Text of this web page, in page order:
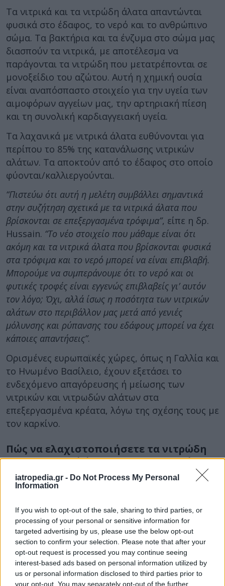
iatropedia.gr - Do Not Process My Personal
Information
If you wish to opt-out of the sale, sharing to third parties, or
processing of your personal or sensitive information for
targeted advertising by us, please use the below opt-out
section to confirm your selection. Please note that after your
opt-out request is processed you may continue seeing
interest-based ads based on personal information utilized by
us or personal information disclosed to third parties prior to
your opt-out. You may separately opt-out of the further
Τα νιτρικά και τα νιτρώδη άλατα απαντώνται
φυσικά στο έδαφος, το νερό και το ανθρώπινο
σώμα. Τα βακτήρια και τα ένζυμα στο σώμα μας
διασπούν τα νιτρικά, με αποτέλεσμα να
παράγονται τα νιτρώδη που μετατρέπονται σε
μονοξείδιο του αζώτου. Αυτή η χημική ουσία
είναι αναπόσπαστο στοιχείο για την υγεία των
αιμοφόρων αγγείων μας, την αρτηριακή πίεση
και τη συνολική καρδιαγγειακή υγεία.
Τα λαχανικά με νιτρικά άλατα ευθύνονται για
περίπου το 85% της κατανάλωσης νιτρικών
αλάτων. Τα αποκτούν από το έδαφος στο οποίο
φύονται/καλλιεργούνται.
“Πιστεύω ότι αυτή η μελέτη συμβάλλει σημαντικά
στην συζήτηση σχετικά με τα νιτρικά άλατα που
βρίσκονται σε επεξεργασμένα τρόφιμα”, είπε η δρ.
Hussain. “Το νέο στοιχείο που μάθαμε είναι ότι
ακόμη και τα νιτρικά άλατα που βρίσκονται φυσικά
στα τρόφιμα και το νερό μπορεί να είναι επιβλαβή.
Μπορούμε να συμπεράνουμε ότι το νερό και οι
φυτικές τροφές είναι εγγενώς επιβλαβείς γι’ αυτόν
τον λόγο; Όχι, αλλά ίσως η ποσότητα των νιτρικών
αλάτων στο περιβάλλον μας μετά από γενιές
μόλυνσης και ρύπανσης του εδάφους μπορεί να έχει
κάποιες απαντήσεις”.
Ορισμένες ευρωπαϊκές χώρες, όπως η Γαλλία και
το Ηνωμένο Βασίλειο, έχουν εξετάσει το
ενδεχόμενο απαγόρευσης ή μείωσης των
νιτρικών και νιτρωδών αλάτων στα
επεξεργασμένα κρέατα, λόγω της σχέσης τους με
τον καρκίνο.
Πώς να ελαχιστοποιήσετε τα νιτρώδη
και τα νιτρικά άλατα στη διατροφή σας
Η αποφυγή όλων των νιτρικών και νιτρωδών
Ορισμένα νιτρικά άλατα βοηθούν στην μείωση
της ανάπτυξης βακτηρίων και λοιμώξεων στον
γαστρεντερικό σωλήνα καθώς και στη ρύθμιση
της αρτηριακής πίεσης.
“Για να ελαχιστοποιηθεί η έκθεση στα νιτρώδη, θα
πρέπει να ελέγχετε τιςετικέτες των